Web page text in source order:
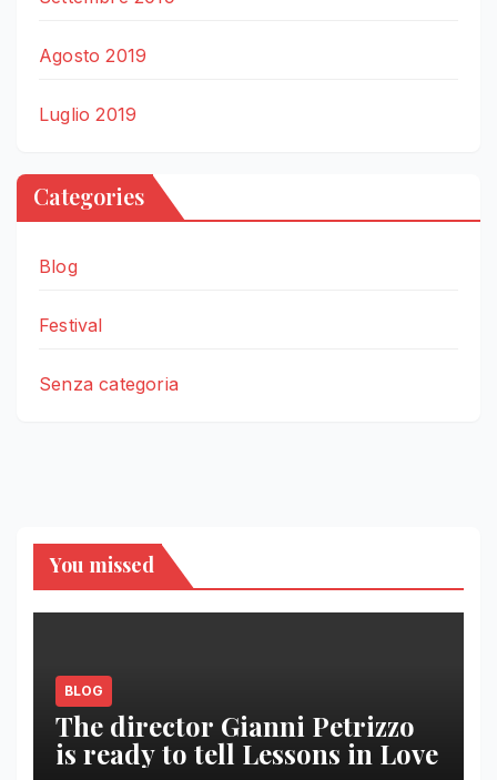
Agosto 2019
Luglio 2019
Categories
Blog
Festival
Senza categoria
You missed
BLOG
The director Gianni Petrizzo
is ready to tell Lessons in Love